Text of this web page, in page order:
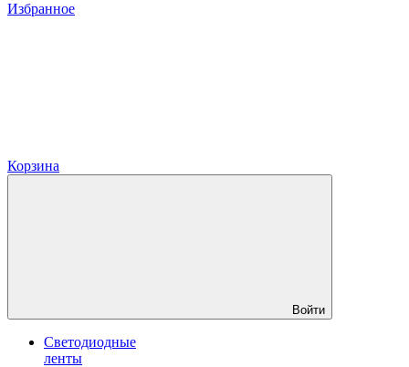
Избранное
Корзина
Войти
Светодиодные
ленты